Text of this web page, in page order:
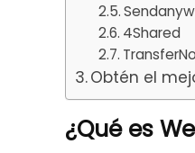
4Shared
Obtén el
¿Qué es